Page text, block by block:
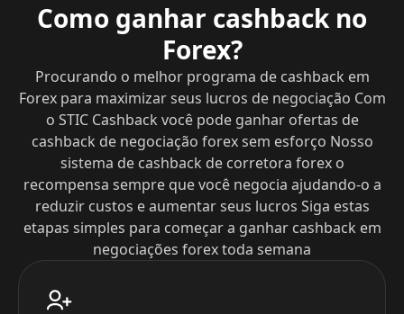
Como ganhar cashback no
Forex?
Procurando o melhor programa de cashback em
Forex para maximizar seus lucros de negociação Com
o STIC Cashback você pode ganhar ofertas de
cashback de negociação forex sem esforço Nosso
sistema de cashback de corretora forex o
recompensa sempre que você negocia ajudando-o a
reduzir custos e aumentar seus lucros Siga estas
etapas simples para começar a ganhar cashback em
negociações forex toda semana